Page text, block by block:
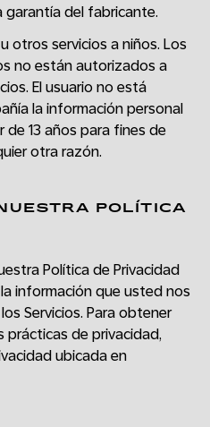
garantía del fabricante.
otros servicios a niños. Los
no están autorizados a
El usuario no está
la información personal
de 13 años para fines de
otra razón.
POLÍTICA
Política de Privacidad
información que usted nos
Servicios. Para obtener
prácticas de privacidad,
ubicada en